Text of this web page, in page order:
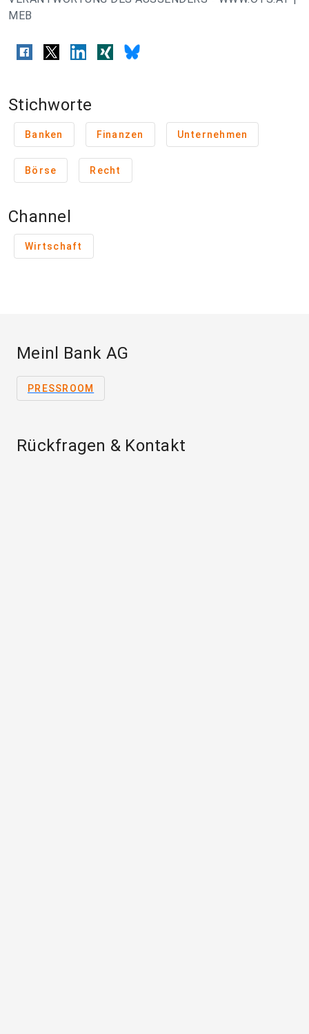
MEB
Stichworte
Banken Finanzen Unternehmen
Börse Recht
Channel
Wirtschaft
Meinl Bank AG
PRESSROOM
Rückfragen & Kontakt